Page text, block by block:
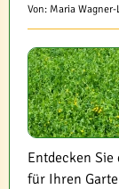
Von: Maria
Entdecken
für Ihren